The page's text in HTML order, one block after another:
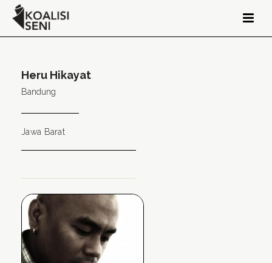
Heru Hikayat
Bandung
Jawa Barat